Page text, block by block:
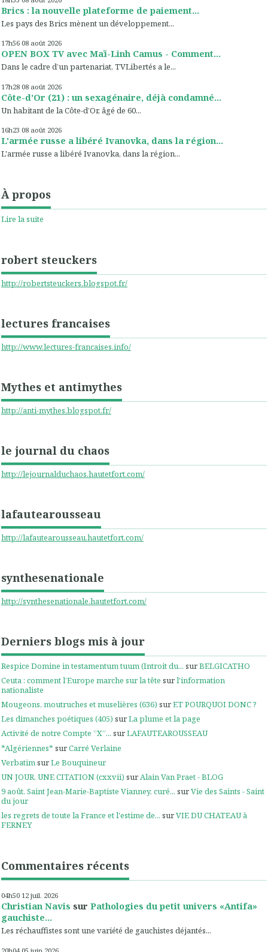
Brics : la nouvelle plateforme de paiement...
Les pays des Brics mènent un développement...
17h56 08 août 2026
OPEN BOX TV avec Maï-Linh Camus - Comment...
Dans le cadre d’un partenariat, TVLibertés a le...
17h28 08 août 2026
Côte-d’Or (21) : un sexagénaire, déjà condamné...
Un habitant de la Côte-d’Or, âgé de 60...
16h23 08 août 2026
L'armée russe a libéré Ivanovka, dans la région...
L'armée russe a libéré Ivanovka, dans la région...
À propos
Lire la suite
robert steuckers
http://robertsteuckers.blogspot.fr/
lectures francaises
http://www.lectures-francaises.info/
Mythes et antimythes
http://anti-mythes.blogspot.fr/
le journal du chaos
http://lejournalduchaos.hautetfort.com/
lafautearousseau
http://lafautearousseau.hautetfort.com/
synthesenationale
http://synthesenationale.hautetfort.com/
Derniers blogs mis à jour
Respice Domine in testamentum tuum (Introit du... surBELGICATHO
Ceuta : comment l’Europe marche sur la tête surl'information
nationaliste
Mougeons, moutruches et muselières (636) surET POURQUOI DONC ?
Les dimanches poétiques (405) surLa plume et la page
Activité de notre Compte ”X”... surLAFAUTEAROUSSEAU
*Algériennes* surCarré Verlaine
VerbatimsurLe Bouquineur
UN JOUR, UNE CITATION (cxxvii) surAlain Van Praet - BLOG
9 août. Saint Jean-Marie-Baptiste Vianney, curé... surVie des Saints - Saint
du jour
les regrets de toute la France et l'estime de... surVIE DU CHATEAU à
FERNEY
Commentaires récents
04h50 12 juil. 2026
Christian Navis sur Pathologies du petit univers «Antifa»
gauchiste...
Les réchauffistes sont une variété de gauchistes déjantés...